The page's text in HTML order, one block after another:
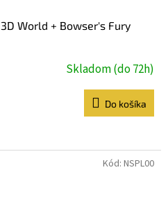
World + Bowser's Fury
Skladom (do 72h)
Do košíka
Kód: NSPL00